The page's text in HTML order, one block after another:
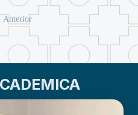
Anterior